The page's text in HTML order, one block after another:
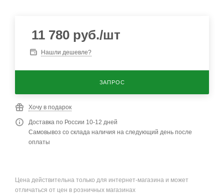
11 780 руб./шт
Нашли дешевле?
ЗАПРОС
Хочу в подарок
Доставка по России 10-12 дней
Самовывоз со склада наличия на следующий день после
оплаты
Цена действительна только для интернет-магазина и может
отличаться от цен в розничных магазинах